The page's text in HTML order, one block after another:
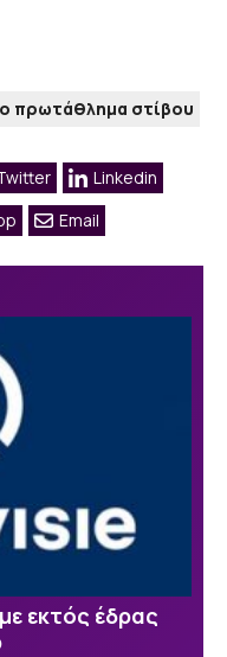
πρωτάθλημα στίβου
Linkedin
Email
εκτός έδρας